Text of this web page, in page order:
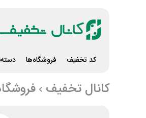
کد تخفیف فروشگاه‌ها
کانال تخفیف